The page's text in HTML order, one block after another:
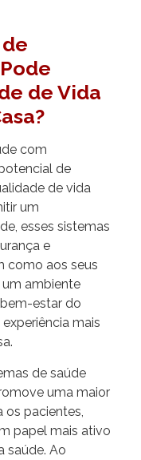
de Vida
com
de
de vida
um
esses sistemas
e
como aos seus
um ambiente
estar do
mais
de saúde
uma maior
pacientes,
papel mais ativo
saúde. Ao